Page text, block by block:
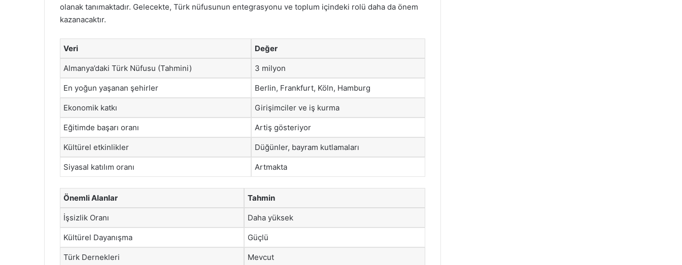
olanak tanımaktadır. Gelecekte, Türk nüfusunun entegrasyonu ve toplum içindeki rolü daha da önem
kazanacaktır.
Veri Değer
Almanya’daki Türk Nüfusu (Tahmini) 3 milyon
En yoğun yaşanan şehirler Berlin, Frankfurt, Köln, Hamburg
Ekonomik katkı Girişimciler ve iş kurma
Eğitimde başarı oranı Artiş gösteriyor
Kültürel etkinlikler Düğünler, bayram kutlamaları
Siyasal katılım oranı Artmakta
Önemli Alanlar Tahmin
İşsizlik Oranı Daha yüksek
Kültürel Dayanışma Güçlü
Türk Dernekleri Mevcut